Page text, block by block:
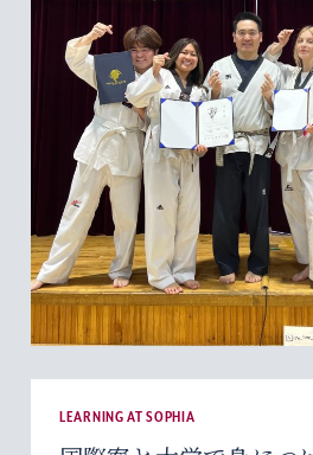
LEARNING AT SOPHIA